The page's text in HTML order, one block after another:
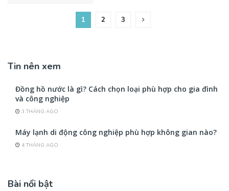
1 2 3
Tin nên xem
Đồng hồ nước là gì? Cách chọn loại phù hợp cho gia đình
và công nghiệp
3 THÁNG AGO
Máy lạnh di động công nghiệp phù hợp không gian nào?
4 THÁNG AGO
Bài nổi bật